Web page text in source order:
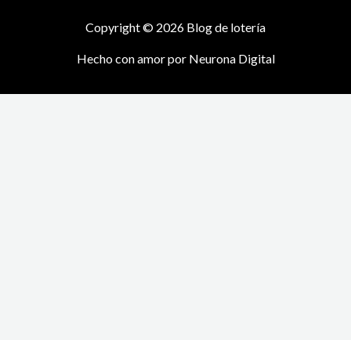
Copyright © 2026 Blog de lotería
Hecho con amor por Neurona Digital